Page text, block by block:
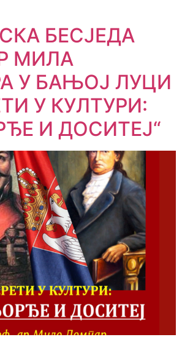
БЕСЈЕДА
МИЛА
У БАЊОЈ ЛУЦИ
У КУЛТУРИ:
И ДОСИТЕЈ“